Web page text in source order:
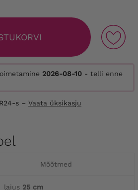
2026-08-10 - telli enne
s – Vaata üksikasju
Mõõtmed
laius 25 cm